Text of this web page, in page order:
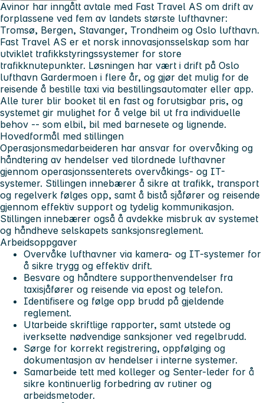
Avinor har inngått avtale med Fast Travel AS om drift av
forplassene ved fem av landets største lufthavner:
Tromsø, Bergen, Stavanger, Trondheim og Oslo lufthavn.
Fast Travel AS er et norsk innovasjonsselskap som har
utviklet trafikkstyringssystemer for store
trafikknutepunkter. Løsningen har vært i drift på Oslo
lufthavn Gardermoen i flere år, og gjør det mulig for de
reisende å bestille taxi via bestillingsautomater eller app.
Alle turer blir booket til en fast og forutsigbar pris, og
systemet gir mulighet for å velge bil ut fra individuelle
behov -- som elbil, bil med barnesete og lignende.
Hovedformål med stillingen
Operasjonsmedarbeideren har ansvar for overvåking og
håndtering av hendelser ved tilordnede lufthavner
gjennom operasjonssenterets overvåkings- og IT-
systemer. Stillingen innebærer å sikre at trafikk, transport
og regelverk følges opp, samt å bistå sjåfører og reisende
gjennom effektiv support og tydelig kommunikasjon.
Stillingen innebærer også å avdekke misbruk av systemet
og håndheve selskapets sanksjonsreglement.
Arbeidsoppgaver
Overvåke lufthavner via kamera- og IT-systemer for
å sikre trygg og effektiv drift.
Besvare og håndtere supporthenvendelser fra
taxisjåfører og reisende via epost og telefon.
Identifisere og følge opp brudd på gjeldende
reglement.
Utarbeide skriftlige rapporter, samt utstede og
iverksette nødvendige sanksjoner ved regelbrudd.
Sørge for korrekt registrering, oppfølging og
dokumentasjon av hendelser i interne systemer.
Samarbeide tett med kolleger og Senter-leder for å
sikre kontinuerlig forbedring av rutiner og
arbeidsmetoder.